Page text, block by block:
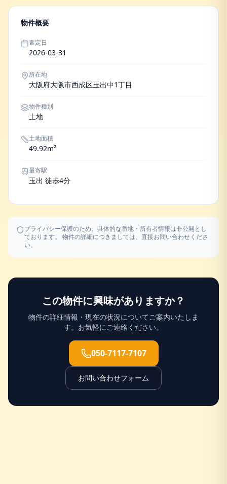
物件概要
査定日
2026-03-31
所在地
大阪府大阪市西成区玉出中1丁目
物件種別
土地
土地面積
49.92m²
最寄駅
玉出 徒歩4分
プライバシー保護のため、具体的な番地・所有者情報は非公開とし
ております。 物件の詳細につきましては、直接お問い合わせくださ
い。
この物件に興味がありますか？
物件の詳細情報・現在の状況についてご案内いたしま
す。お気軽にご連絡ください。
050-7117-7107
お問い合わせフォーム